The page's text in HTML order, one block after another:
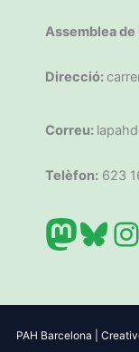
Assemblea
Direcció:
Correu:
Telèfon: 623
PAH Barcelona |